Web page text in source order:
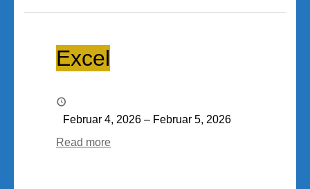
Excel
Februar 4, 2026 – Februar 5, 2026
Read more